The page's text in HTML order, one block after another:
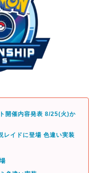
開催内容発表 8/25(火)か
レイドに登場 色違い実装